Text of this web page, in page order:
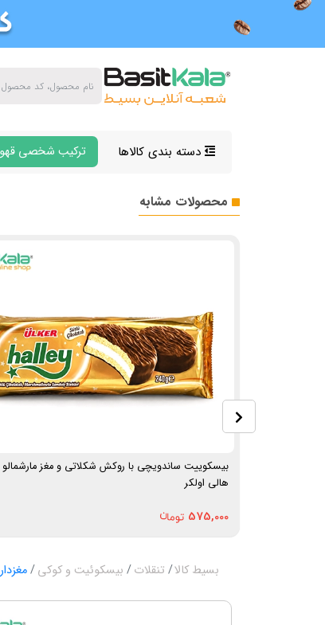
دسته بندی کالاها ترکیب شخصی
محصولات مشابه
هالی اولکر
575,000
بسیط کالا تنقلات بیسکوئیت و کوکی